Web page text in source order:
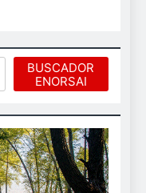
BUSCADOR
ENORSAI